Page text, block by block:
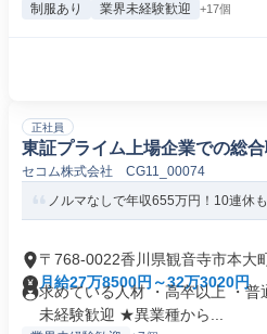
制服あり 業界未経験歓迎 +17個
正社員
東証プライム上場企業での総
セコム株式会社 CG11_00074
ノルマなしで年収655万円！10連休
〒768-0022香川県観音寺市本大
月給27万8500円～32万3020円
求めている人材 ・高卒以上 ・普
未経験歓迎 ★異業種から...